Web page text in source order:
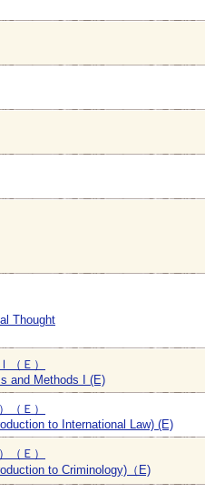
Thought
（Ｅ）
and Methods I (E)
（Ｅ）
to International Law) (E)
（Ｅ）
to Criminology)（E)